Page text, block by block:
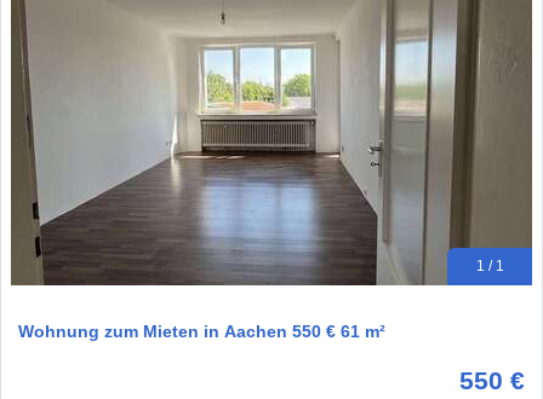
1 / 1
Wohnung zum Mieten in Aachen 550 € 61 m²
550 €